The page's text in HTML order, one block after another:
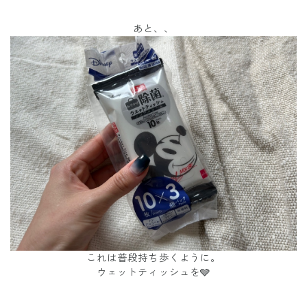
あと、、
これは普段持ち歩くように。
ウェットティッシュを🩶